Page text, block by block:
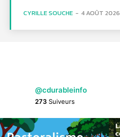
CYRILLE SOUCHE - 4 AOÛT 2026
@cdurableinfo
273 Suiveurs